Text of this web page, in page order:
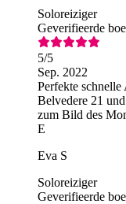
Soloreiziger
Geverifieerde
5/5
Sep. 2022
Perfekte
Belvedere 21
zum Bild des
E
Eva S
Soloreiziger
Geverifieerde